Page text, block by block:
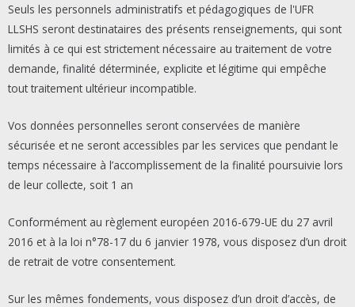
Seuls les personnels administratifs et pédagogiques de l'UFR
LLSHS seront destinataires des présents renseignements, qui sont
limités à ce qui est strictement nécessaire au traitement de votre
demande, finalité déterminée, explicite et légitime qui empêche
tout traitement ultérieur incompatible.
Vos données personnelles seront conservées de manière
sécurisée et ne seront accessibles par les services que pendant le
temps nécessaire à l’accomplissement de la finalité poursuivie lors
de leur collecte, soit 1 an
Conformément au règlement européen 2016-679-UE du 27 avril
2016 et à la loi n°78-17 du 6 janvier 1978, vous disposez d’un droit
de retrait de votre consentement.
Sur les mêmes fondements, vous disposez d’un droit d’accès, de